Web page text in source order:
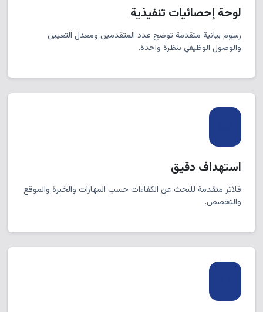
لوحة إحصائيات تنفيذية
رسوم بيانية متقدمة توضح عدد المتقدمين ومعدل التعيين
والوصول الوظيفي بنظرة واحدة.
استهداف دقيق
فلاتر متقدمة للبحث عن الكفاءات حسب المهارات والخبرة والموقع
والتخصص.